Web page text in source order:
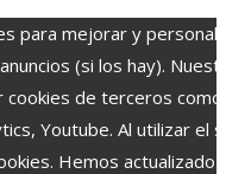
para mejorar y
(si los hay).
de terceros como
Youtube. Al utilizar el
Hemos actualizado